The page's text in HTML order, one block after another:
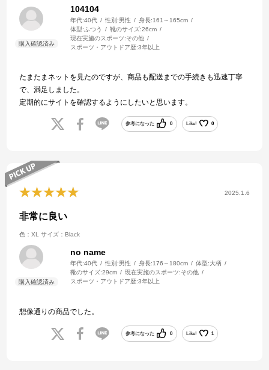
104104
年代:40代 性別:男性 身長:161～165cm
体型: ふつう 靴のサイズ:26cm
現在実施のスポーツ:その他
スポーツ・アウトドア歴:3年以上
たまたまネットを見たのですが、商品も配送までの手続きも迅速丁寧
で、満足しました。
定期的にサイトを確認するようにしたいと思います。
参考になった 0 Like! 0
2025.1.6
非常に良い
色：XL サイズ：Black
no name
年代:40代 性別:男性 身長:176～180cm 体型:大柄
靴のサイズ:29cm 現在実施のスポーツ:その他
スポーツ・アウトドア歴:3年以上
想像通りの商品でした。
参考になった 0 Like! 1